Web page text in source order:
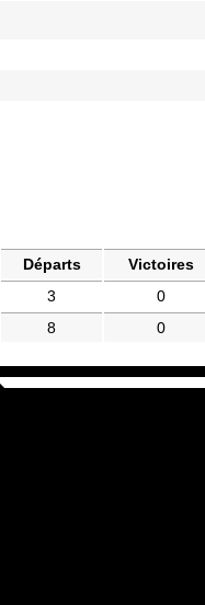
Départs Victoires
3 0
8 0